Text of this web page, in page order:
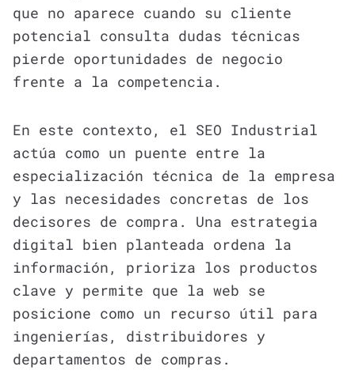
que no aparece cuando su cliente
potencial consulta dudas técnicas
pierde oportunidades de negocio
frente a la competencia.
En este contexto, el SEO Industrial
actúa como un puente entre la
especialización técnica de la empresa
y las necesidades concretas de los
decisores de compra. Una estrategia
digital bien planteada ordena la
información, prioriza los productos
clave y permite que la web se
posicione como un recurso útil para
ingenierías, distribuidores y
departamentos de compras.